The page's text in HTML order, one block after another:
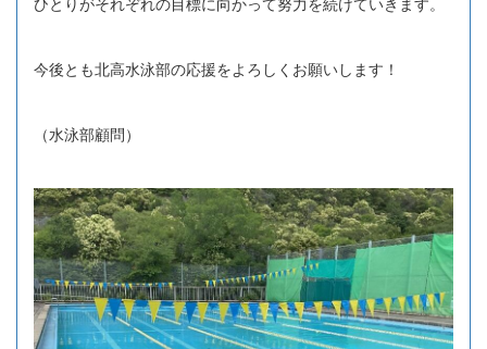
今後とも北高水泳部の応援をよろしくお願いします！
（水泳部顧問）